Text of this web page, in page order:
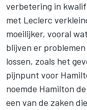
verbetering in
met Leclerc
moeilijker, vooral
blijven er
lossen, zoals het
pijnpunt voor
noemde Hamilton
een van de zaken